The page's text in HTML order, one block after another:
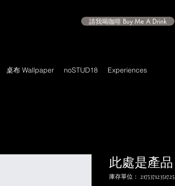
請我喝咖啡 Buy Me A Drink
桌布 Wallpaper noSTUD18 Experiences
此處是產品
庫存單位：